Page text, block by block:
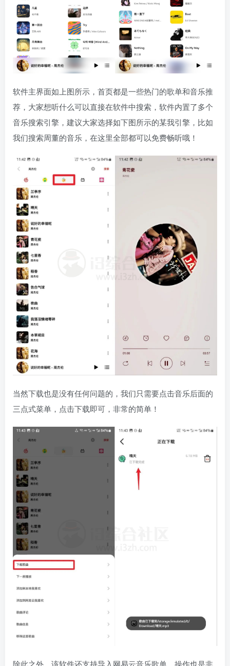
软件主界面如上图所示，首页都是一些热门的歌单和音乐推
荐，大家想听什么可以直接在软件中搜索，软件内置了多个
音乐搜索引擎，建议大家选择如下图所示的某我引擎，比如
我们搜索周董的音乐，在这里全部都可以免费畅听哦！
当然下载也是没有任何问题的，我们只需要点击音乐后面的
三点式菜单，点击下载即可，非常的简单！
除此之外，该软件还支持导入网易云音乐歌单，操作也是非